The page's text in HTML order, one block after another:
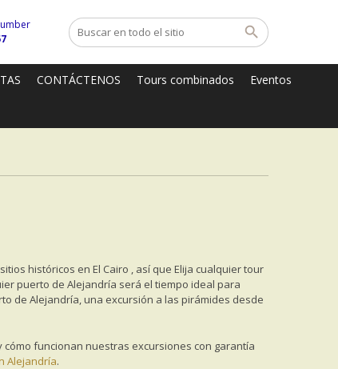
CONTÁCTENOS Tours combinados Eventos
históricos en El Cairo , así que Elija cualquier tour
puerto de Alejandría será el tiempo ideal para
de Alejandría, una excursión a las pirámides desde
cómo funcionan nuestras excursiones con garantía
Alejandría.